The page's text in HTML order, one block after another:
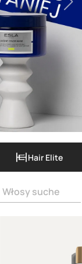
Hair Elite
Włosy suche